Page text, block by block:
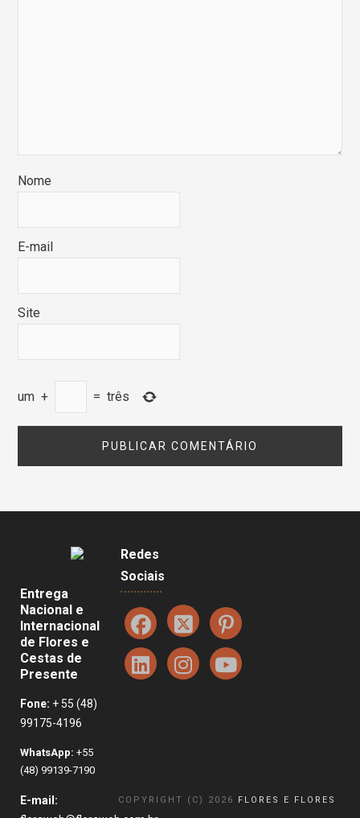
Nome
E-mail
Site
um + = três
Entrega
Nacional e
Internacional
de Flores e
Cestas de
Presente
Fone: + 55 (48)
99175-4196
WhatsApp: +55
(48) 99139-7190
E-mail:
Redes
Sociais
COPYRIGHT (C) 2026 FLORES E FLORES